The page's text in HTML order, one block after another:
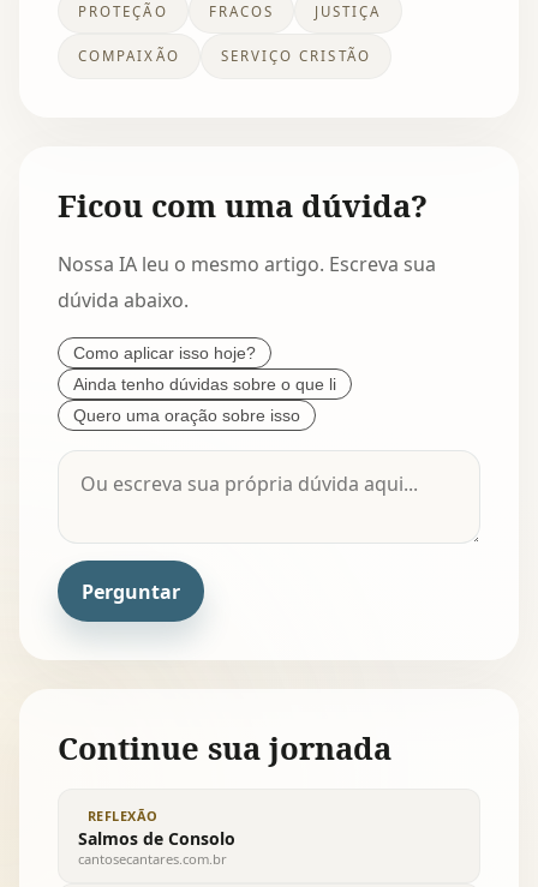
PROTEÇÃO FRACOS JUSTIÇA
COMPAIXÃO SERVIÇO CRISTÃO
Ficou com uma dúvida?
Nossa IA leu o mesmo artigo. Escreva sua
dúvida abaixo.
Como aplicar isso hoje?
Ainda tenho dúvidas sobre o que li
Quero uma oração sobre isso
Perguntar
Continue sua jornada
REFLEXÃO
Salmos de Consolo
cantosecantares.com.br